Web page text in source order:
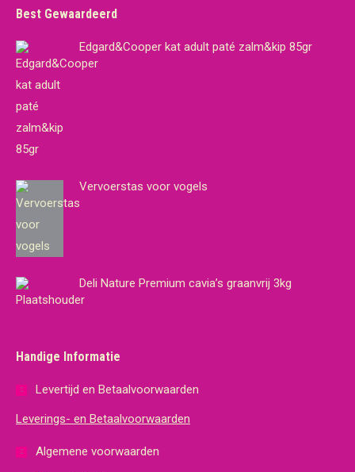
Best Gewaardeerd
Edgard&Cooper kat adult paté zalm&kip 85gr
Vervoerstas voor vogels
Deli Nature Premium cavia’s graanvrij 3kg
Handige Informatie
Levertijd en Betaalvoorwaarden
Leverings- en Betaalvoorwaarden
Algemene voorwaarden